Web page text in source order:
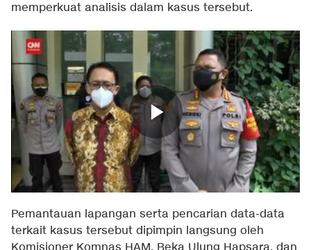
memperkuat analisis dalam kasus tersebut.
Pemantauan lapangan serta pencarian data-data
terkait kasus tersebut dipimpin langsung oleh